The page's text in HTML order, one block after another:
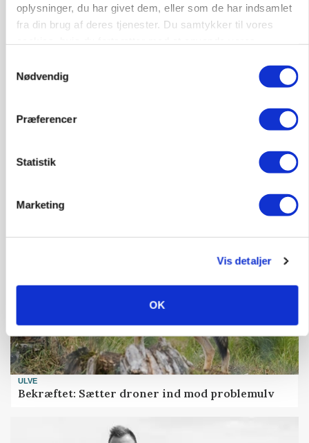
oplysninger, du har givet dem, eller som de har indsamlet
fra din brug af deres tjenester. Du samtykker til vores
Nødvendig
Præferencer
Statistik
Marketing
Vis detaljer
OK
MARKED
Uændret notering: Spæde lyspunkter i fortsat
ULVE
Bekræftet: Sætter droner ind mod problemulv